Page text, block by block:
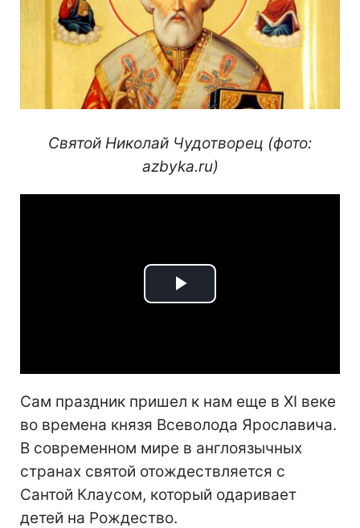
Святой Николай Чудотворец (фото:
azbyka.ru)
Play
Сам праздник пришел к нам еще в XI веке
во времена князя Всеволода Ярославича.
В современном мире в англоязычных
странах святой отождествляется с
Сантой Клаусом, который одаривает
детей на Рождество.